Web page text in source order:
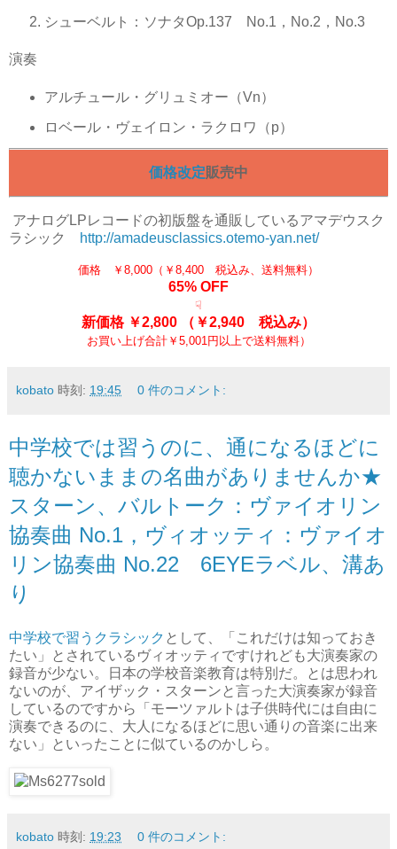
シューベルト：ソナタOp.137 No.1，No.2，No.3
演奏
アルチュール・グリュミオー（Vn）
ロベール・ヴェイロン・ラクロワ（p）
価格改定販売中
アナログLPレコードの初版盤を通販しているアマデウスク
ラシック
http://amadeusclassics.otemo-yan.net/
価格 ￥8,000（￥8,400 税込み、送料無料）
65% OFF
☟
新価格 ￥2,800 （￥2,940 税込み）
お買い上げ合計￥5,001円以上で送料無料）
kobato 時刻: 19:45 0 件のコメント:
中学校では習うのに、通になるほどに
聴かないままの名曲がありませんか★
スターン、バルトーク：ヴァイオリン
協奏曲 No.1，ヴィオッティ：ヴァイオ
リン協奏曲 No.22 6EYEラベル、溝あ
り
中学校で習うクラシック として、「これだけは知っておき
たい」とされているヴィオッティですけれども大演奏家の
録音が少ない。日本の学校音楽教育は特別だ。とは思われ
ないのが、アイザック・スターンと言った大演奏家が録音
しているのですから「モーツァルトは子供時代には自由に
演奏できるのに、大人になるほどに思い通りの音楽に出来
ない」といったことに似ているのかしら。
kobato 時刻: 19:23 0 件のコメント: